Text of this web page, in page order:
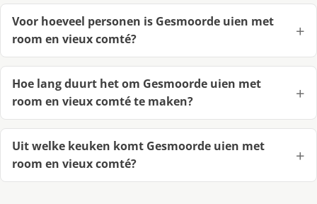
Voor hoeveel personen is Gesmoorde uien met
room en vieux comté?
Hoe lang duurt het om Gesmoorde uien met
room en vieux comté te maken?
Uit welke keuken komt Gesmoorde uien met
room en vieux comté?